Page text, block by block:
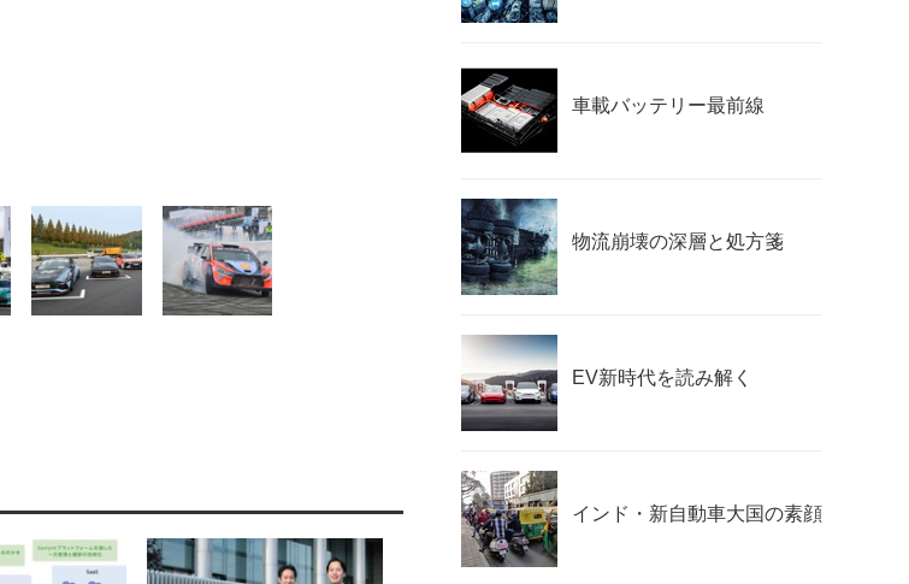
車載バッテリー最前線
物流崩壊の深層と処方箋
EV新時代を読み解く
インド・新自動車大国の素顔